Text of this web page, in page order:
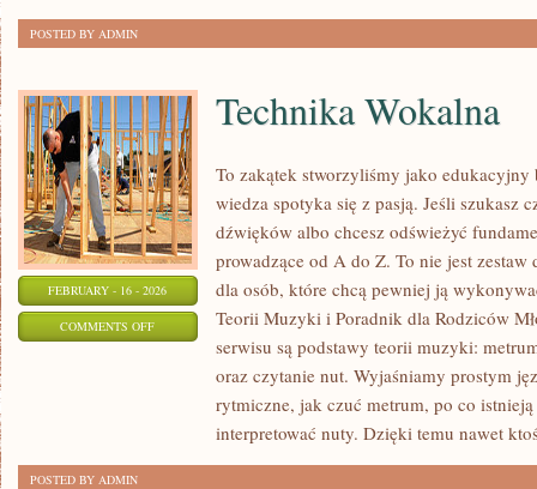
POSTED BY ADMIN
FEBRUARY - 16 - 2026
COMMENTS OFFON
Technika Wokalna
To zakątek stworzyliśmy jako
wiedza spotyka się z pasją. Jeśli szukasz
dźwięków albo chcesz odświeżyć
prowadzące od A do Z. To nie jest
dla osób, które chcą pewniej ją
Teorii Muzyki i Poradnik dla Rodziców
serwisu są podstawy teorii muzyki:
oraz czytanie nut. Wyjaśniamy prostym
rytmiczne, jak czuć metrum, po co
interpretować nuty. Dzięki temu nawet
POSTED BY ADMIN